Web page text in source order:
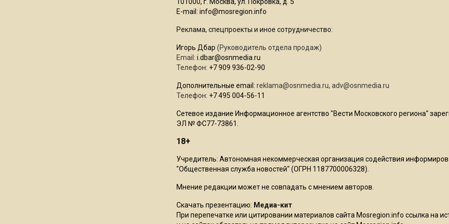
E-mail: info@mosregion.info
Реклама, спецпроекты и иное сотрудничество:
Игорь Дбар (Руководитель отдела продаж)
Email: i.dbar@osnmedia.ru
Телефон: +7 909 936-02-90
Дополнительные email: reklama@osnmedia.ru, adv@osnmedia.ru
Телефон: +7 495 004-56-11
Сетевое издание Информационное агентство "Вести Московского региона"
ЭЛ № ФС77-73861.
18+
Учредитель: Автономная некоммерческая организация содействия
"Общественная служба новостей" (ОГРН 1187700006328).
Мнение редакции может не совпадать с мнением авторов.
Скачать презентацию: Медиа-кит
При перепечатке или цитировании материалов сайта Mosregion.info ссылка на